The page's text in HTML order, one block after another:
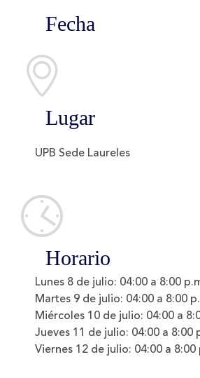
Fecha
Lugar
UPB Sede Laureles
Horario
Lunes 8 de julio: 04:00 a 8:00
Martes 9 de julio: 04:00 a 8:00
Miércoles 10 de julio: 04:00 a
Jueves 11 de julio: 04:00 a 8:00
Viernes 12 de julio: 04:00 a 8:00